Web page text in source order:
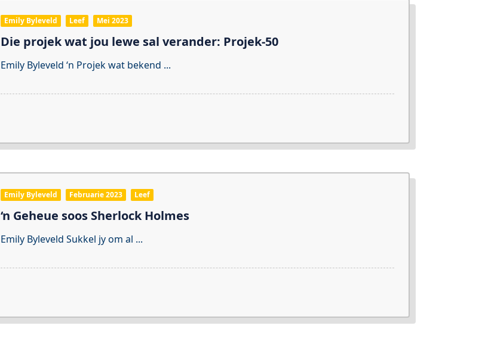
Emily Byleveld Leef Mei 2023
Die projek wat jou lewe sal verander: Projek-50
Emily Byleveld ‘n Projek wat bekend ...
Emily Byleveld Februarie 2023 Leef
‘n Geheue soos Sherlock Holmes
Emily Byleveld Sukkel jy om al ...